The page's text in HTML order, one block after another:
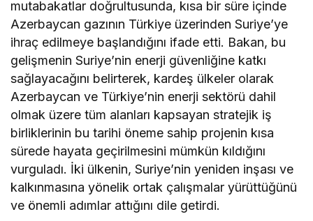
mutabakatlar doğrultusunda, kısa bir süre içinde
Azerbaycan gazının Türkiye üzerinden Suriye’ye
ihraç edilmeye başlandığını ifade etti. Bakan, bu
gelişmenin Suriye’nin enerji güvenliğine katkı
sağlayacağını belirterek, kardeş ülkeler olarak
Azerbaycan ve Türkiye’nin enerji sektörü dahil
olmak üzere tüm alanları kapsayan stratejik iş
birliklerinin bu tarihi öneme sahip projenin kısa
sürede hayata geçirilmesini mümkün kıldığını
vurguladı. İki ülkenin, Suriye’nin yeniden inşası ve
kalkınmasına yönelik ortak çalışmalar yürüttüğünü
ve önemli adımlar attığını dile getirdi.